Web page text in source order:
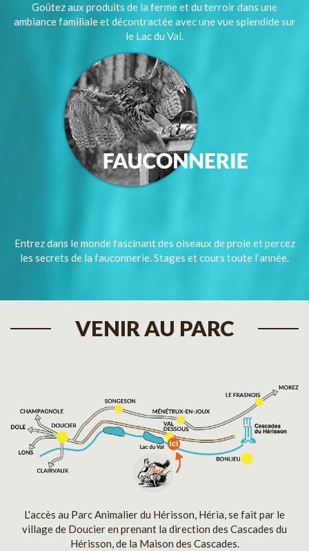
Goûtez aux produits de la ferme et du terroir dans une
ambiance familiale et décontractée avec une vue splendide sur
le Lac du Val.
Entrez dans le monde fascinant des oiseaux de proie et percez
les secrets de la fauconnerie. Stages et cours toute l’année.
VENIR AU PARC
L'accès au Parc Animalier du Hérisson, Héria, se fait par le
village de Doucier en prenant la direction des Cascades du
Hérisson, de la Maison des Cascades.